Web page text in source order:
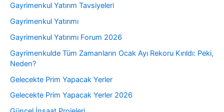
Gayrimenkul Yatırım Tavsiyeleri
Gayrimenkul Yatırımı
Gayrimenkul Yatırımı Forum 2026
Gayrimenkulde Tüm Zamanların Ocak Ayı Rekoru Kırıldı: Peki,
Neden?
Gelecekte Prim Yapacak Yerler
Gelecekte Prim Yapacak Yerler 2026